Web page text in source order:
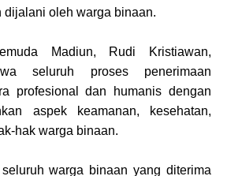
dijalani oleh warga binaan.
Madiun, Rudi Kristiawan,
seluruh proses penerimaan
profesional dan humanis dengan
aspek keamanan, kesehatan,
hak warga binaan.
warga binaan yang diterima